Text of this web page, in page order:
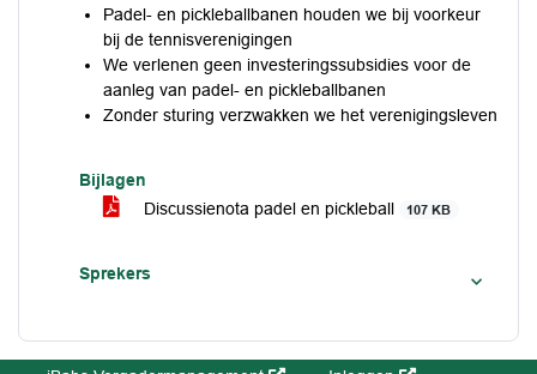
Padel- en pickleballbanen houden we bij voorkeur
bij de tennisverenigingen
We verlenen geen investeringssubsidies voor de
aanleg van padel- en pickleballbanen
Zonder sturing verzwakken we het verenigingsleven
Bijlagen
Discussienota padel en pickleball
107 KB
Sprekers